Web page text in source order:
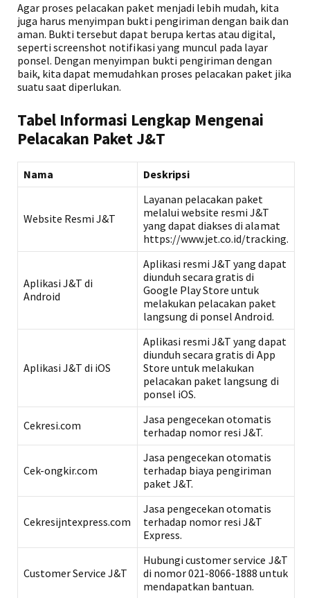
Agar proses pelacakan paket menjadi lebih mudah, kita
juga harus menyimpan bukti pengiriman dengan baik dan
aman. Bukti tersebut dapat berupa kertas atau digital,
seperti screenshot notifikasi yang muncul pada layar
ponsel. Dengan menyimpan bukti pengiriman dengan
baik, kita dapat memudahkan proses pelacakan paket jika
suatu saat diperlukan.
Tabel Informasi Lengkap Mengenai
Pelacakan Paket J&T
Nama Deskripsi
Website Resmi J&T
Layanan pelacakan paket
melalui website resmi J&T
yang dapat diakses di alamat
https://www.jet.co.id/tracking.
Aplikasi J&T di
Android
Aplikasi resmi J&T yang dapat
diunduh secara gratis di
Google Play Store untuk
melakukan pelacakan paket
langsung di ponsel Android.
Aplikasi J&T di iOS
Aplikasi resmi J&T yang dapat
diunduh secara gratis di App
Store untuk melakukan
pelacakan paket langsung di
ponsel iOS.
Cekresi.com
Jasa pengecekan otomatis
terhadap nomor resi J&T.
Cek-ongkir.com
Jasa pengecekan otomatis
terhadap biaya pengiriman
paket J&T.
Cekresijntexpress.com
Jasa pengecekan otomatis
terhadap nomor resi J&T
Express.
Customer Service J&T
Hubungi customer service J&T
di nomor 021-8066-1888 untuk
mendapatkan bantuan.